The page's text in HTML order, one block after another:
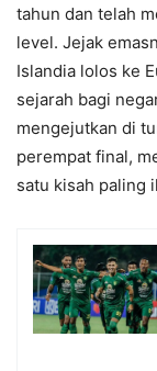
tahun dan telah
level. Jejak
Islandia lolos ke
sejarah bagi
mengejutkan di
perempat final,
satu kisah paling